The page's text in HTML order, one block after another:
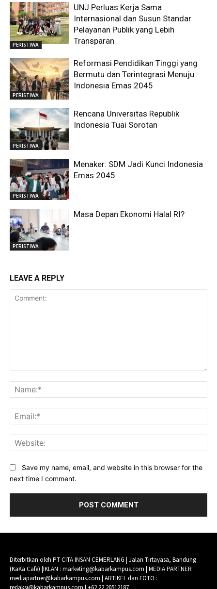
PERISTIWA
UNJ Perluas Kerja Sama
Internasional dan Susun Standar
Pelayanan Publik yang Lebih
Transparan
PERISTIWA
Reformasi Pendidikan Tinggi yang
Bermutu dan Terintegrasi Menuju
Indonesia Emas 2045
PERISTIWA
Rencana Universitas Republik
Indonesia Tuai Sorotan
PERISTIWA
Menaker: SDM Jadi Kunci Indonesia
Emas 2045
PERISTIWA
Masa Depan Ekonomi Halal RI?
LEAVE A REPLY
Save my name, email, and website in this browser for the
next time I comment.
Diterbitkan oleh PT CITA INSAN CEMERLANG | Jalan Tirtayasa, Bandung
(KaKa Cafe) |IKLAN : marketing@kabarkampus.com | MEDIA PARTNER :
mediapartner@kabarkampus.com | ARTIKEL dan FOTO :